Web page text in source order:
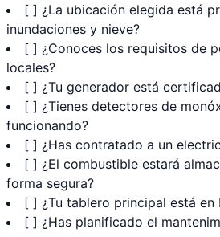
[ ] ¿La ubicación elegida está
inundaciones y nieve?
[ ] ¿Conoces los requisitos de
locales?
[ ] ¿Tu generador está
[ ] ¿Tienes detectores de
funcionando?
[ ] ¿Has contratado a un
[ ] ¿El combustible estará
forma segura?
[ ] ¿Tu tablero principal está en
[ ] ¿Has planificado el